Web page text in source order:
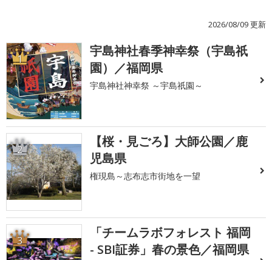
2026/08/09 更新
1
宇島神社春季神幸祭（宇島祇
園）／福岡県
宇島神社神幸祭 ～宇島祇園～
2
【桜・見ごろ】大師公園／鹿
児島県
権現島～志布志市街地を一望
3
「チームラボフォレスト 福岡
- SBI証券」春の景色／福岡県